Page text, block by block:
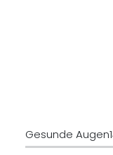
Gesunde Augen